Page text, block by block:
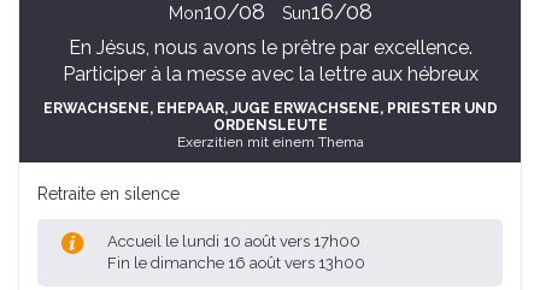
Mon10/08 Sun16/08
En Jésus, nous avons le prêtre par excellence.
Participer à la messe avec la lettre aux hébreux
ERWACHSENE, EHEPAAR, JUGE ERWACHSENE, PRIESTER UND
ORDENSLEUTE
Exerzitien mit einem Thema
Retraite en silence
Accueil le lundi 10 août vers 17h00
Fin le dimanche 16 août vers 13h00